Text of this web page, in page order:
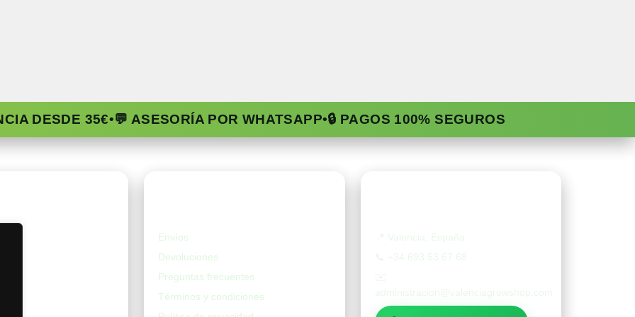
DESDE 35€•💬 ASESORÍA POR WHATSAPP•🔒 PAGOS 100% SEGUROS
Envíos
Devoluciones
Preguntas frecuentes
Términos y condiciones